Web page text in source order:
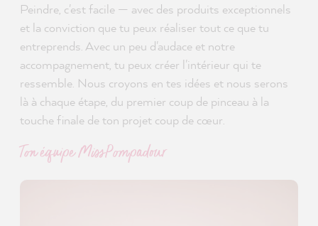
Peindre, c'est facile — avec des produits exceptionnels
et la conviction que tu peux réaliser tout ce que tu
entreprends. Avec un peu d'audace et notre
accompagnement, tu peux créer l'intérieur qui te
ressemble. Nous croyons en tes idées et nous serons
là à chaque étape, du premier coup de pinceau à la
touche finale de ton projet coup de cœur.
Ton équipe MissPompadour